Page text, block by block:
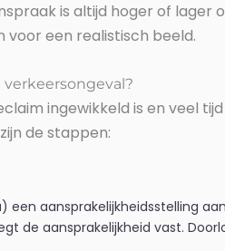
is altijd hoger of lager
voor een realistisch beeld.
ingewikkeld is en veel
de stappen:
aansprakelijkheidsstelling
de aansprakelijkheid vast.